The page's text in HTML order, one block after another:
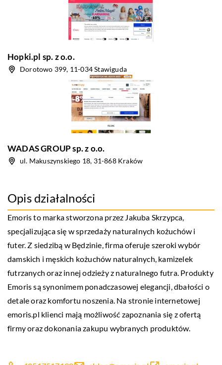
Hopki.pl sp. z o.o.
Dorotowo 399, 11-034 Stawiguda
WADAS GROUP sp. z o.o.
ul. Makuszynskiego 18, 31-868 Kraków
Opis działalności
Emoristo marka stworzona przez Jakuba Skrzypca,
specjalizująca się w sprzedaży naturalnych kożuchów i
futer. Z siedzibą w Będzinie, firma oferuje szeroki wybór
damskich i męskich kożuchów naturalnych, kamizelek
futrzanych oraz innej odzieży z naturalnego futra. Produkty
Emoris są synonimem ponadczasowej elegancji, dbałości o
detale oraz komfortu noszenia. Na stronie internetowej
emoris.pl klienci mają możliwość zapoznania się z ofertą
firmy oraz dokonania zakupu wybranych produktów.